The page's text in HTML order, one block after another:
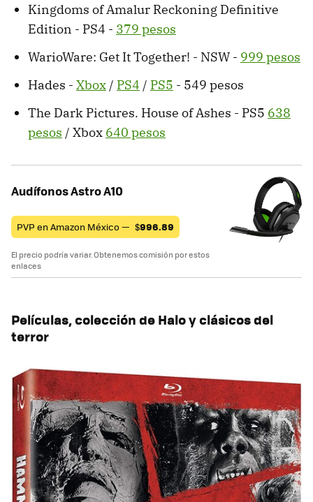
Kingdoms of Amalur Reckoning Definitive
Edition - PS4 - 379 pesos
WarioWare: Get It Together! - NSW - 999 pesos
Hades - Xbox / PS4 / PS5 - 549 pesos
The Dark Pictures. House of Ashes - PS5 638
pesos / Xbox 640 pesos
Audífonos Astro A10
PVP en Amazon México — $996.89
El precio podría variar. Obtenemos comisión por estos
enlaces
Películas, colección de Halo y clásicos del
terror